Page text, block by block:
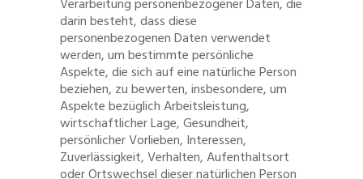
Verarbeitung personenbezogener Daten, die
darin besteht, dass diese
personenbezogenen Daten verwendet
werden, um bestimmte persönliche
Aspekte, die sich auf eine natürliche Person
beziehen, zu bewerten, insbesondere, um
Aspekte bezüglich Arbeitsleistung,
wirtschaftlicher Lage, Gesundheit,
persönlicher Vorlieben, Interessen,
Zuverlässigkeit, Verhalten, Aufenthaltsort